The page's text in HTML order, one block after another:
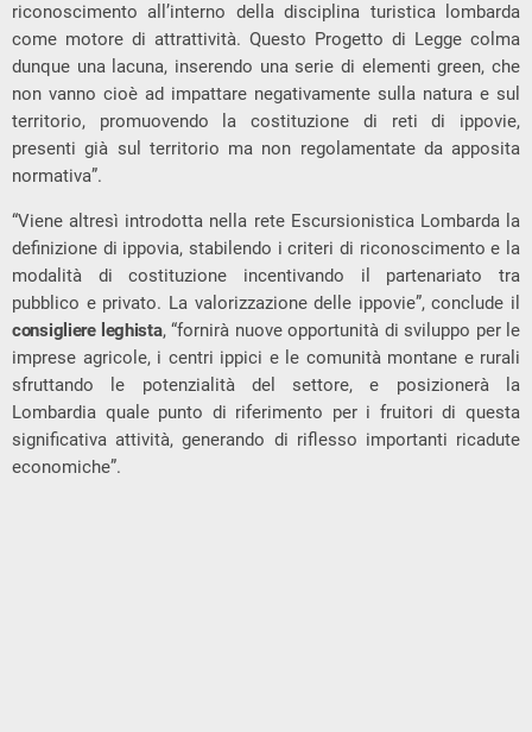
riconoscimento all’interno della disciplina turistica lombarda
come motore di attrattività. Questo Progetto di Legge colma
dunque una lacuna, inserendo una serie di elementi green, che
non vanno cioè ad impattare negativamente sulla natura e sul
territorio, promuovendo la costituzione di reti di ippovie,
presenti già sul territorio ma non regolamentate da apposita
normativa”.
“Viene altresì introdotta nella rete Escursionistica Lombarda la
definizione di ippovia, stabilendo i criteri di riconoscimento e la
modalità di costituzione incentivando il partenariato tra
pubblico e privato. La valorizzazione delle ippovie”, conclude il
consigliere leghista, “fornirà nuove opportunità di sviluppo per le
imprese agricole, i centri ippici e le comunità montane e rurali
sfruttando le potenzialità del settore, e posizionerà la
Lombardia quale punto di riferimento per i fruitori di questa
significativa attività, generando di riflesso importanti ricadute
economiche”.